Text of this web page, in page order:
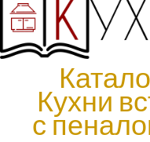
Кухни
с